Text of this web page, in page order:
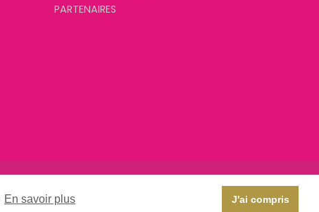
En savoir plus J'ai compris
PARTENAIRES